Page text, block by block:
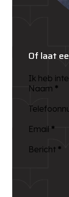
Of laat
Ik heb
Naam *
Email *
Bericht *